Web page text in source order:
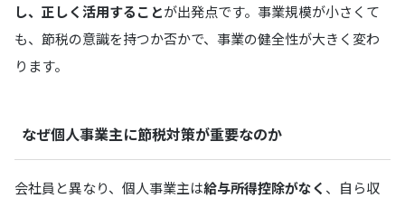
し、正しく活用することが出発点です。事業規模が小さくて
も、節税の意識を持つか否かで、事業の健全性が大きく変わ
ります。
なぜ個人事業主に節税対策が重要なのか
会社員と異なり、個人事業主は給与所得控除がなく 、自ら収